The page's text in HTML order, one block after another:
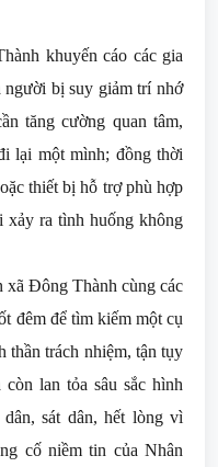
khuyến cáo các gia
người bị suy giảm trí nhớ
tăng cường quan tâm,
lại một mình; đồng thời
thiết bị hỗ trợ phù hợp
xảy ra tình huống không
xã Đông Thành cùng các
đêm để tìm kiếm một cụ
thần trách nhiệm, tận tụy
lan tỏa sâu sắc hình
sát dân, hết lòng vì
cố niềm tin của Nhân